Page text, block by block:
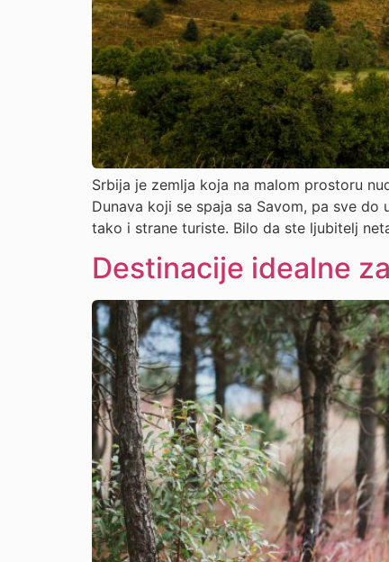
Srbija je zemlja koja na malom prostoru
Dunava koji se spaja sa Savom, pa sve
tako i strane turiste. Bilo da ste ljubitelj
Destinacije idealne